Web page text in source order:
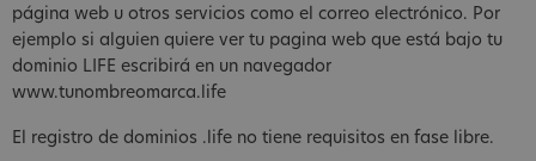
página web u otros servicios como el correo electrónico. Por
ejemplo si alguien quiere ver tu pagina web que está bajo tu
dominio LIFE escribirá en un navegador
www.tunombreomarca.life
El registro de dominios .life no tiene requisitos en fase libre.